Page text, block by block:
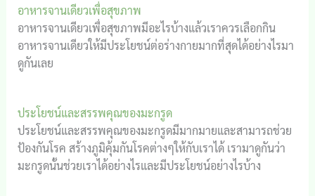
อาหารจานเดียวเพื่อสุขภาพ
อาหารจานเดียวเพื่อสุขภาพมีอะไรบ้างแล้วเราควรเลือกกิน
อาหารจานเดียวให้มีประโยชน์ต่อร่างกายมากที่สุดได้อย่างไรมา
ดูกันเลย
ประโยชน์และสรรพคุณของมะกรูด
ประโยชน์และสรรพคุณของมะกรูดมีมากมายและสามารถช่วย
ป้องกันโรค สร้างภูมิคุ้มกันโรคต่างๆให้กับเราได้ เรามาดูกันว่า
มะกรูดนั้นช่วยเราได้อย่างไรและมีประโยชน์อย่างไรบ้าง